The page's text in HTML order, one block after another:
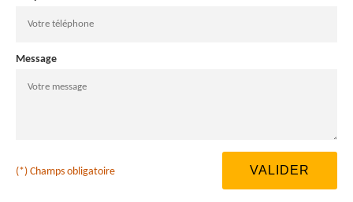
Message
(*) Champs obligatoire